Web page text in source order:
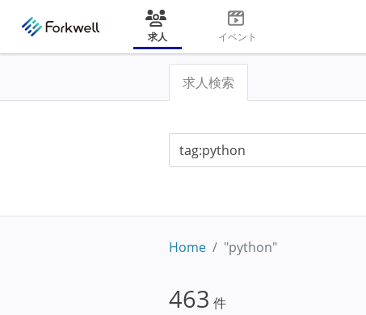
求人 イベント
求人検索
Home "python"
463 件